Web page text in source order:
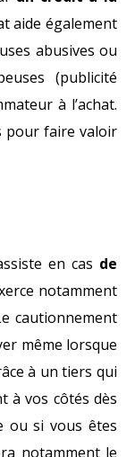
aide également
abusives ou
(publicité
à l’achat.
pour faire valoir
en cas de
notamment
cautionnement
même lorsque
à un tiers qui
à vos côtés dès
ou si vous êtes
notamment le